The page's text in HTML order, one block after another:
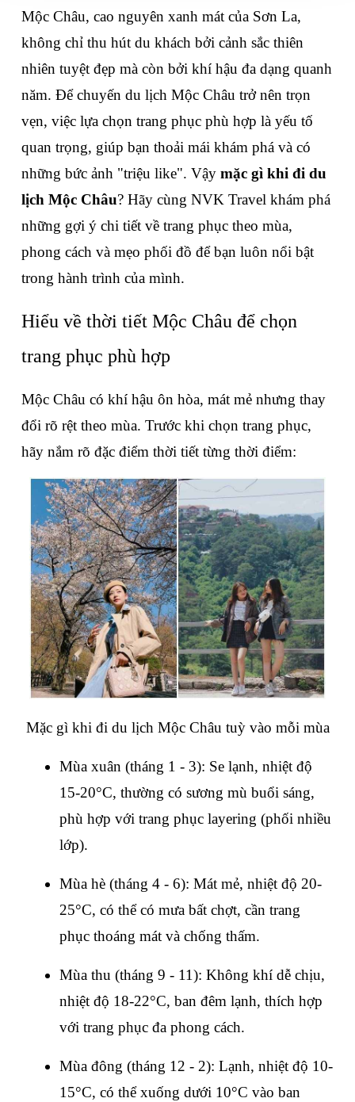
Mộc Châu, cao nguyên xanh mát của Sơn La,
không chỉ thu hút du khách bởi cảnh sắc thiên
nhiên tuyệt đẹp mà còn bởi khí hậu đa dạng quanh
năm. Để chuyến du lịch Mộc Châu trở nên trọn
vẹn, việc lựa chọn trang phục phù hợp là yếu tố
quan trọng, giúp bạn thoải mái khám phá và có
những bức ảnh "triệu like". Vậy mặc gì khi đi du
lịch Mộc Châu? Hãy cùng NVK Travel khám phá
những gợi ý chi tiết về trang phục theo mùa,
phong cách và mẹo phối đồ để bạn luôn nổi bật
trong hành trình của mình.
Hiểu về thời tiết Mộc Châu để chọn
trang phục phù hợp
Mộc Châu có khí hậu ôn hòa, mát mẻ nhưng thay
đổi rõ rệt theo mùa. Trước khi chọn trang phục,
hãy nắm rõ đặc điểm thời tiết từng thời điểm:
Mặc gì khi đi du lịch Mộc Châu tuỳ vào mỗi mùa
Mùa xuân (tháng 1 - 3): Se lạnh, nhiệt độ
15-20°C, thường có sương mù buổi sáng,
phù hợp với trang phục layering (phối nhiều
lớp).
Mùa hè (tháng 4 - 6): Mát mẻ, nhiệt độ 20-
25°C, có thể có mưa bất chợt, cần trang
phục thoáng mát và chống thấm.
Mùa thu (tháng 9 - 11): Không khí dễ chịu,
nhiệt độ 18-22°C, ban đêm lạnh, thích hợp
với trang phục đa phong cách.
Mùa đông (tháng 12 - 2): Lạnh, nhiệt độ 10-
15°C, có thể xuống dưới 10°C vào ban